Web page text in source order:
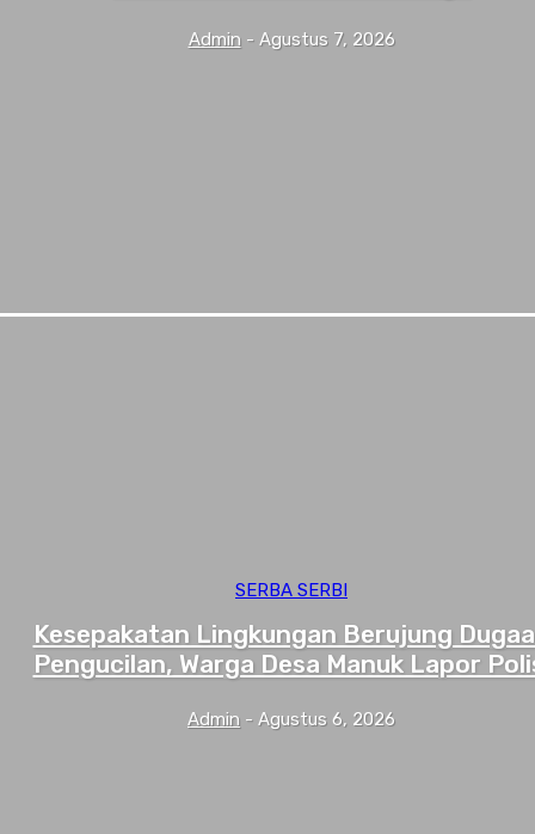
Admin - Agustus 7, 2026
SERBA SERBI
Kesepakatan Lingkungan Berujung
Pengucilan, Warga Desa Manuk Lapor
Admin - Agustus 6, 2026